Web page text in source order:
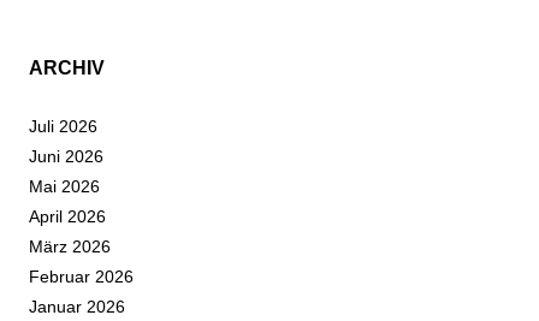
ARCHIV
Juli 2026
Juni 2026
Mai 2026
April 2026
März 2026
Februar 2026
Januar 2026